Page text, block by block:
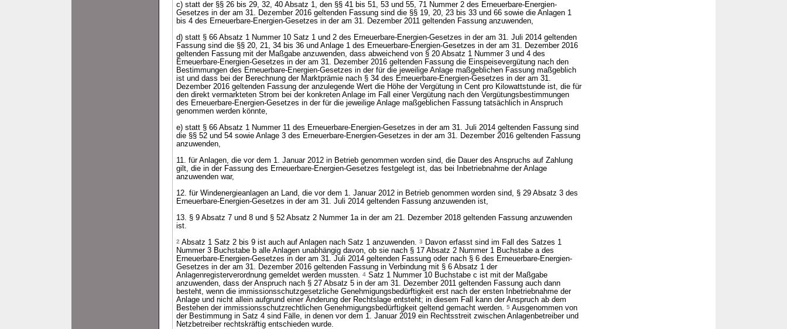
c) statt der §§ 26 bis 29, 32, 40 Absatz 1, den §§ 41 bis 51, 53 und 55, 71 Nummer 2 des Erneuerbare-Energien-
Gesetzes in der am 31. Dezember 2016 geltenden Fassung sind die §§ 19, 20, 23 bis 33 und 66 sowie die Anlagen 1
bis 4 des Erneuerbare-Energien-Gesetzes in der am 31. Dezember 2011 geltenden Fassung anzuwenden,
d) statt § 66 Absatz 1 Nummer 10 Satz 1 und 2 des Erneuerbare-Energien-Gesetzes in der am 31. Juli 2014 geltenden
Fassung sind die §§ 20, 21, 34 bis 36 und Anlage 1 des Erneuerbare-Energien-Gesetzes in der am 31. Dezember 2016
geltenden Fassung mit der Maßgabe anzuwenden, dass abweichend von § 20 Absatz 1 Nummer 3 und 4 des
Erneuerbare-Energien-Gesetzes in der am 31. Dezember 2016 geltenden Fassung die Einspeisevergütung nach den
Bestimmungen des Erneuerbare-Energien-Gesetzes in der für die jeweilige Anlage maßgeblichen Fassung maßgeblich
ist und dass bei der Berechnung der Marktprämie nach § 34 des Erneuerbare-Energien-Gesetzes in der am 31.
Dezember 2016 geltenden Fassung der anzulegende Wert die Höhe der Vergütung in Cent pro Kilowattstunde ist, die für
den direkt vermarkteten Strom bei der konkreten Anlage im Fall einer Vergütung nach den Vergütungsbestimmungen
des Erneuerbare-Energien-Gesetzes in der für die jeweilige Anlage maßgeblichen Fassung tatsächlich in Anspruch
genommen werden könnte,
e) statt § 66 Absatz 1 Nummer 11 des Erneuerbare-Energien-Gesetzes in der am 31. Juli 2014 geltenden Fassung sind
die §§ 52 und 54 sowie Anlage 3 des Erneuerbare-Energien-Gesetzes in der am 31. Dezember 2016 geltenden Fassung
anzuwenden,
11. für Anlagen, die vor dem 1. Januar 2012 in Betrieb genommen worden sind, die Dauer des Anspruchs auf Zahlung
gilt, die in der Fassung des Erneuerbare-Energien-Gesetzes festgelegt ist, das bei Inbetriebnahme der Anlage
anzuwenden war,
12. für Windenergieanlagen an Land, die vor dem 1. Januar 2012 in Betrieb genommen worden sind, § 29 Absatz 3 des
Erneuerbare-Energien-Gesetzes in der am 31. Juli 2014 geltenden Fassung anzuwenden ist,
13. § 9 Absatz 7 und 8 und § 52 Absatz 2 Nummer 1a in der am 21. Dezember 2018 geltenden Fassung anzuwenden
ist.
2 Absatz 1 Satz 2 bis 9 ist auch auf Anlagen nach Satz 1 anzuwenden. 3
Davon erfasst sind im Fall des Satzes 1
Nummer 3 Buchstabe b alle Anlagen unabhängig davon, ob sie nach § 17 Absatz 2 Nummer 1 Buchstabe a des
Erneuerbare-Energien-Gesetzes in der am 31. Juli 2014 geltenden Fassung oder nach § 6 des Erneuerbare-Energien-
Gesetzes in der am 31. Dezember 2016 geltenden Fassung in Verbindung mit § 6 Absatz 1 der
Anlagenregisterverordnung gemeldet werden mussten. 4 Satz 1 Nummer 10 Buchstabe c ist mit der Maßgabe
anzuwenden, dass der Anspruch nach § 27 Absatz 5 in der am 31. Dezember 2011 geltenden Fassung auch dann
besteht, wenn die immissionsschutzgesetzliche Genehmigungsbedürftigkeit erst nach der ersten Inbetriebnahme der
Anlage und nicht allein aufgrund einer Änderung der Rechtslage entsteht; in diesem Fall kann der Anspruch ab dem
Bestehen der immissionsschutzrechtlichen Genehmigungsbedürftigkeit geltend gemacht werden. 5 Ausgenommen von
der Bestimmung in Satz 4 sind Fälle, in denen vor dem 1. Januar 2019 ein Rechtsstreit zwischen Anlagenbetreiber und
Netzbetreiber rechtskräftig entschieden wurde.